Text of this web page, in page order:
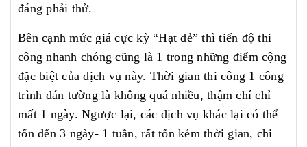
đáng phải thử.
Bên cạnh mức giá cực kỳ “Hạt dẻ” thì tiến độ thi
công nhanh chóng cũng là 1 trong những điểm cộng
đặc biệt của dịch vụ này. Thời gian thi công 1 công
trình dán tường là không quá nhiều, thậm chí chỉ
mất 1 ngày. Ngược lại, các dịch vụ khác lại có thể
tốn đến 3 ngày- 1 tuần, rất tốn kém thời gian, chi